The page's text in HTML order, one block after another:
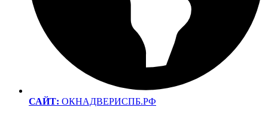
САЙТ: ОКНАДВЕРИСПБ.РФ